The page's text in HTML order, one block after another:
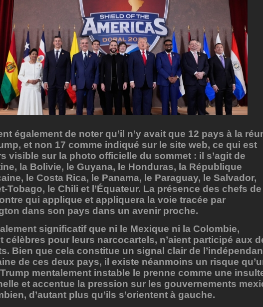
également de noter qu’il n’y avait que 12 pays à la
et non 17 comme indiqué sur le site web, ce qui est
visible sur la photo officielle du sommet : il s’agit de
la Bolivie, le Guyana, le Honduras, la République
le Costa Rica, le Panama, le Paraguay, le Salvador,
Tobago, le Chili et l’Équateur. La présence des chefs
qui applique et appliquera la voie tracée par
dans son pays dans un avenir proche.
significatif que ni le Mexique ni la Colombie,
célèbres pour leurs narcocartels, n’aient participé aux
Bien que cela constitue un signal clair de
de ces deux pays, il existe néanmoins un risque
mentalement instable le prenne comme une
et accentue la pression sur les gouvernements
d’autant plus qu’ils s’orientent à gauche.